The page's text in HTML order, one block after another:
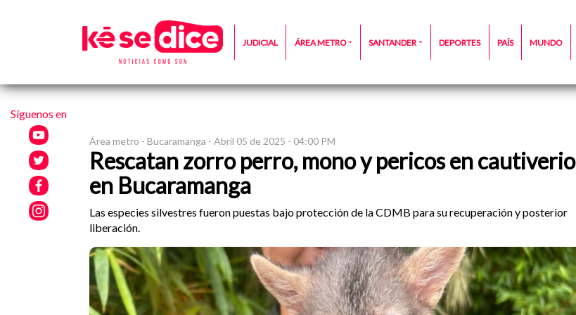
JUDICIAL ÁREA METRO SANTANDER DEPORTES PAÍS MUNDO
Síguenos en
Área metro - Bucaramanga - Abril 05 de 2025 - 04:00 PM
Rescatan zorro perro, mono y pericos en cautiverio
en Bucaramanga
Las especies silvestres fueron puestas bajo protección de la CDMB para su recuperación y posterior
liberación.